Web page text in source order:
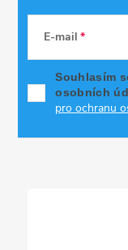
E-mail
Souhlasím
osobních
pro ochranu